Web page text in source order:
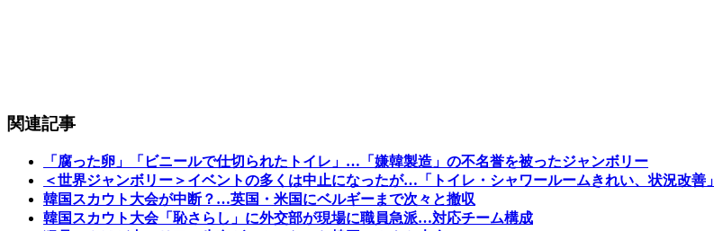
関連記事
「腐った卵」「ビニールで仕切られたトイレ」…「嫌韓製造」の不名誉を被ったジャンボリー
＜世界ジャンボリー＞イベントの多くは中止になったが…「トイレ・シャワールームきれい、状況改善」
韓国スカウト大会が中断？…英国・米国にベルギーまで次々と撤収
韓国スカウト大会「恥さらし」に外交部が現場に職員急派…対応チーム構成